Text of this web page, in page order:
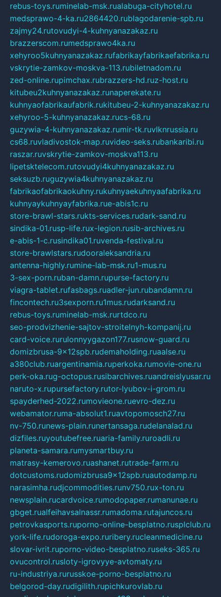
rebus-toys.ruminelab-msk.rualabuga-cityhotel.ru
medsprawo-4-ka.ru2864420.rublagodarenie-spb.ru
zajmy24.rutovudyi-4-kuhnyanazakaz.ru
brazzerscom.rumedsprawo4ka.ru
xehyroo5kuhnyanazakaz.rufabrikayfabrikaefabrika.ru
vskrytie-zamkov-moskva-113.rubiletnadom.ru
zed-online.rupimchax.rubrazzers-hd.ruz-host.ru
kitubeu2kuhnyanazakaz.runaperekate.ru
kuhnyaofabrikaufabrik.rukitubeu-2-kuhnyanazakaz.ru
xehyroo-5-kuhnyanazakaz.rucs-68.ru
guzywia-4-kuhnyanazakaz.rumir-tk.ruvlknrussia.ru
cs68.ruvladivostok-map.ruvideo-seks.rubankaribi.ru
raszar.ruvskrytie-zamkov-moskva113.ru
lipetsktelecom.rutovudyi4kuhnyanazakaz.ru
seksuzb.ruguzywia4kuhnyanazakaz.ru
fabrikaofabrikaokuhny.rukuhnyaekuhnyaafabrika.ru
kuhnyaykuhnyayfabrika.rue-abis1c.ru
store-brawl-stars.rukts-services.rudark-sand.ru
sindika-01.rusp-life.rux-legion.rusib-archives.ru
e-abis-1-c.rusindika01.ruvenda-festival.ru
store-brawlstars.rudooraleksandria.ru
antenna-highly.rumine-lab-msk.ru1-mus.ru
3-sex-porn.ruban-damn.rupurse-factory.ru
viagra-tablet.rufasbags.ruadler-jun.rubandamn.ru
fincontech.ru3sexporn.ru1mus.rudarksand.ru
rebus-toys.ruminelab-msk.rurtdco.ru
seo-prodvizhenie-sajtov-stroitelnyh-kompanij.ru
card-voice.rurulonnyygazon177.rusnow-guard.ru
domizbrusa-9x12spb.rudemaholding.ruaalse.ru
a380club.ruargentinamia.ruperkoka.rumovie-one.ru
perk-oka.rug-octopus.rusibarchives.ruandreislyusar.ru
naruto-x.rupursefactory.rutor-lyubov-i-grom.ru
spayderhed-2022.rumovieone.ruevro-dez.ru
webamator.ruma-absolut1.ruavtopomosch27.ru
nv-750.runews-plain.runertansaga.rudelanalad.ru
dizfiles.ruyoutubefree.ruaria-family.ruroadli.ru
planeta-samara.rumysmartbuy.ru
matrasy-kemerovo.ruashanet.rutrade-farm.ru
dotcustoms.rudomizbrusa9x12spb.ruautodamp.ru
narasimha.rudjcommodities.runv750.rux-ton.ru
newsplain.rucardvoice.rumodopaper.rumanunae.ru
gbget.rualfeihavsalnassr.rumadoma.rutajuncos.ru
petrovkasports.ruporno-online-besplatno.rusplclub.ru
york-life.rudoroga-expo.ruribery.rucleanmedicine.ru
slovar-ivrit.ruporno-video-besplatno.ruseks-365.ru
ovucontrol.rusloty-igrovyye-avtomaty.ru
ru-industriya.rurusskoe-porno-besplatno.ru
belgorod-day.rudigilith.rupichkurovlab.ru